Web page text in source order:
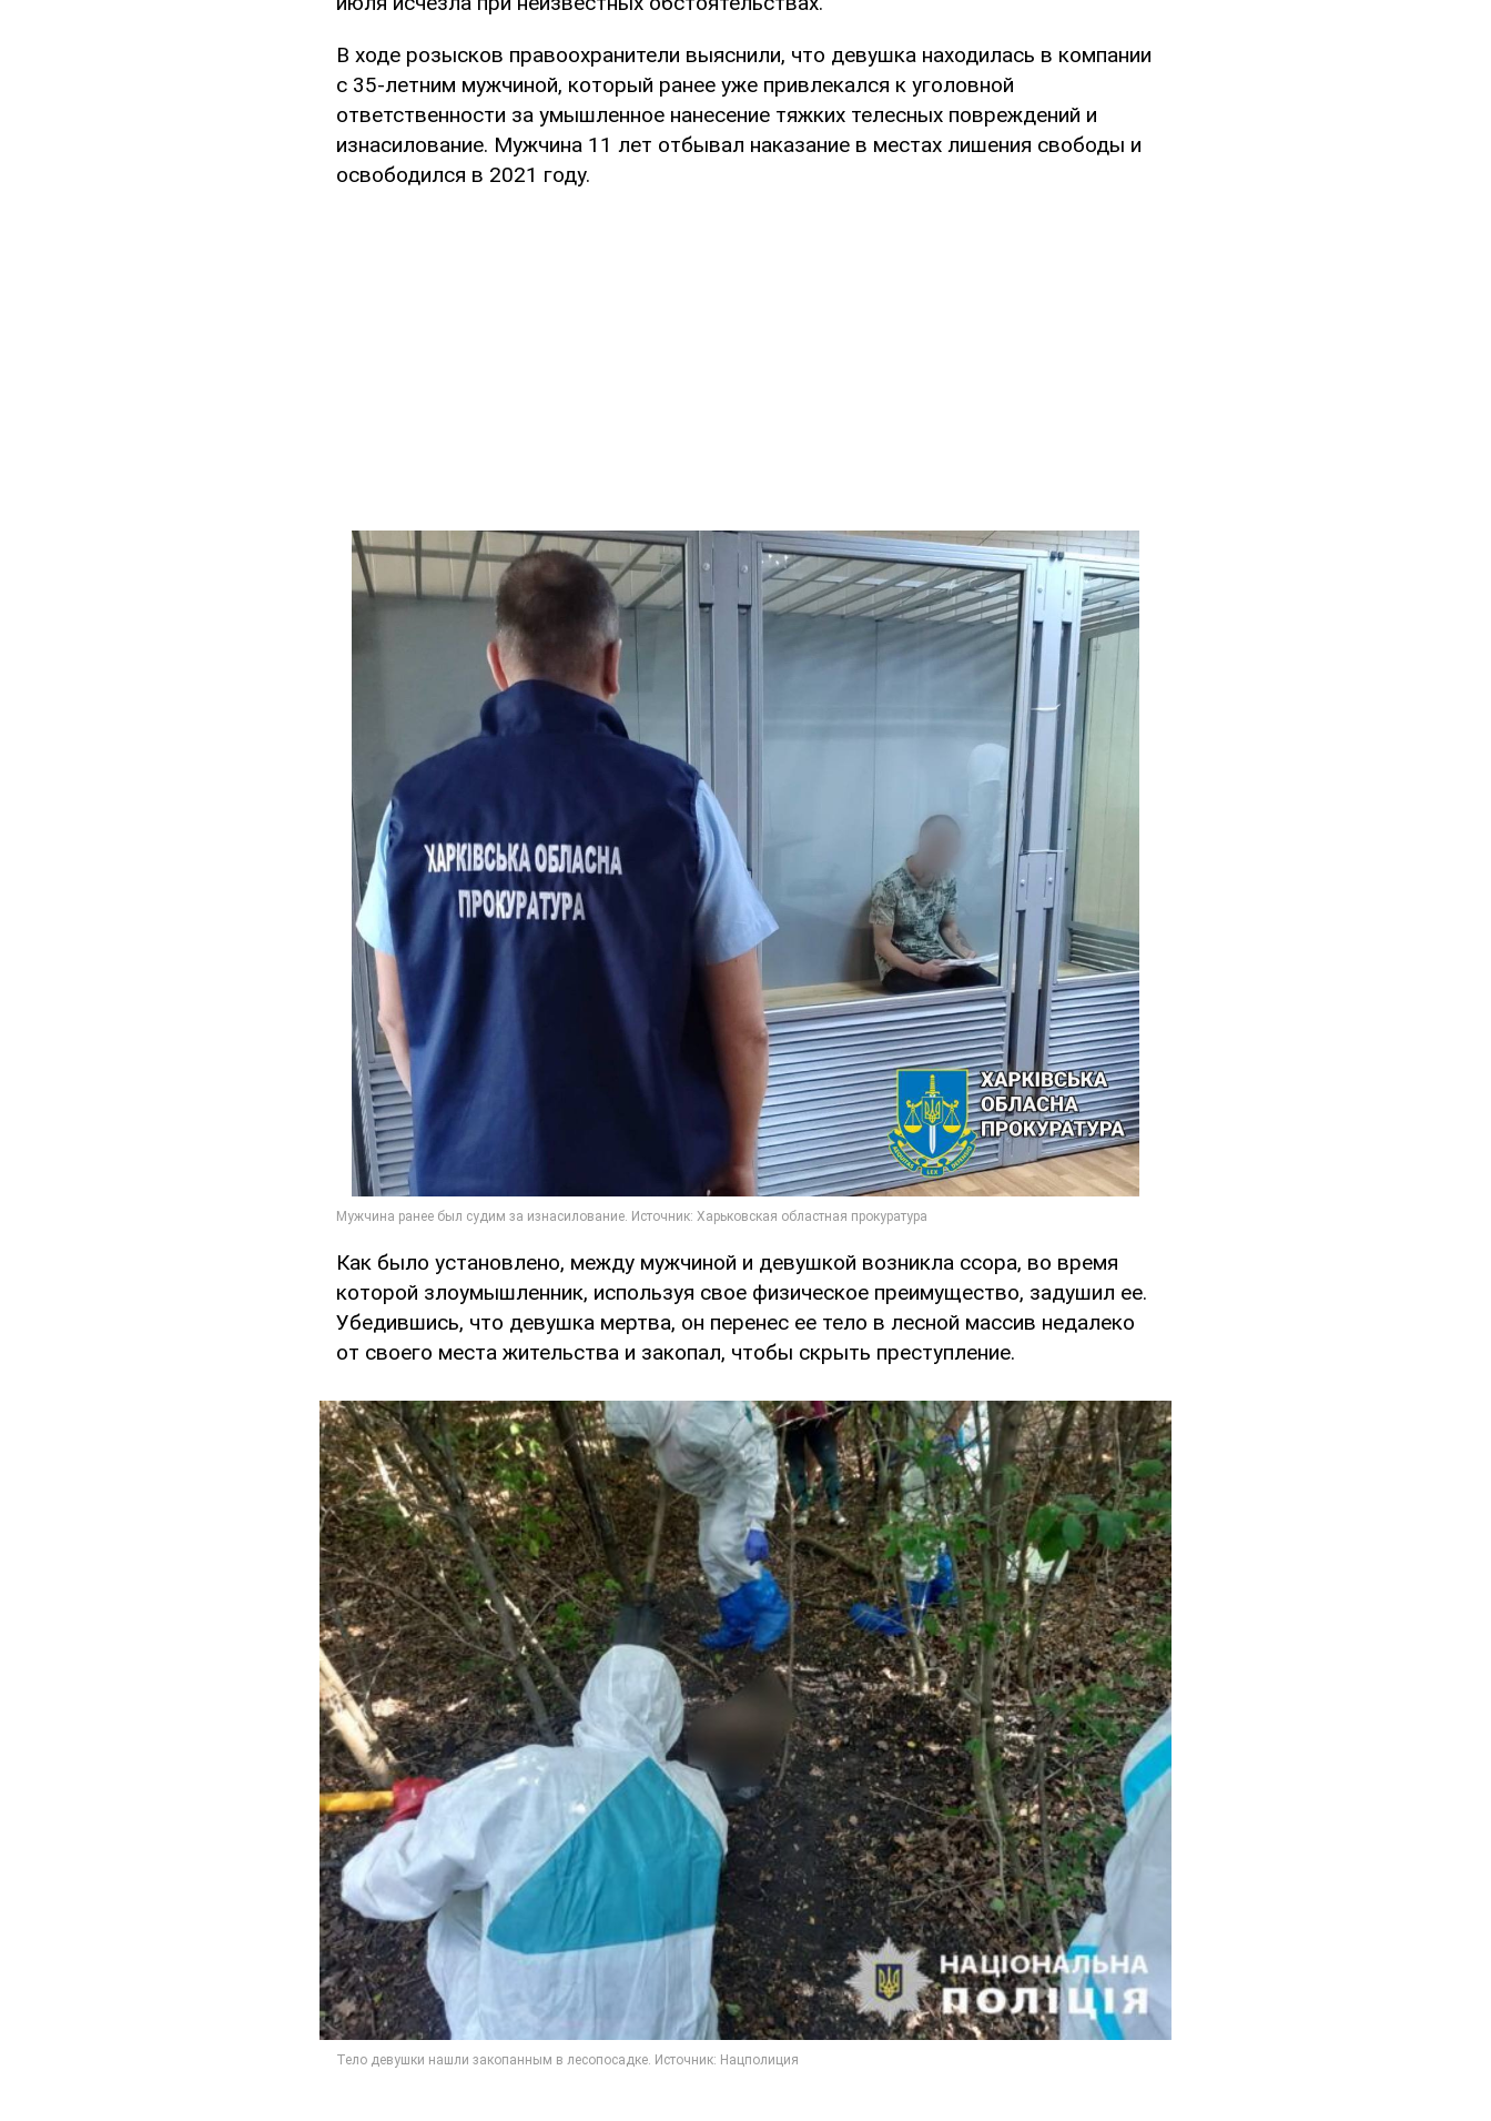
В ходе розысков правоохранители выяснили, что девушка находилась в компании
с 35-летним мужчиной, который ранее уже привлекался к уголовной
ответственности за умышленное нанесение тяжких телесных повреждений и
изнасилование. Мужчина 11 лет отбывал наказание в местах лишения свободы и
освободился в 2021 году.
Как было установлено, между мужчиной и девушкой возникла ссора, во время
которой злоумышленник, используя свое физическое преимущество, задушил ее.
Убедившись, что девушка мертва, он перенес ее тело в лесной массив недалеко
от своего места жительства и закопал, чтобы скрыть преступление.